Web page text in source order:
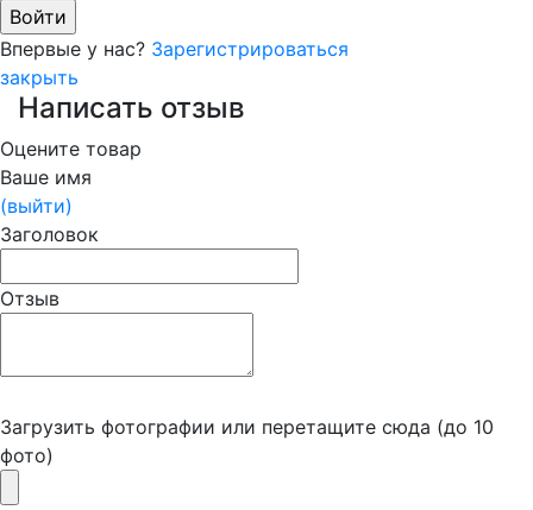
Впервые у нас? Зарегистрироваться
закрыть
Написать отзыв
Оцените товар
Ваше имя
(выйти)
Заголовок
Отзыв
Загрузить фотографии или перетащите сюда (до 10
фото)